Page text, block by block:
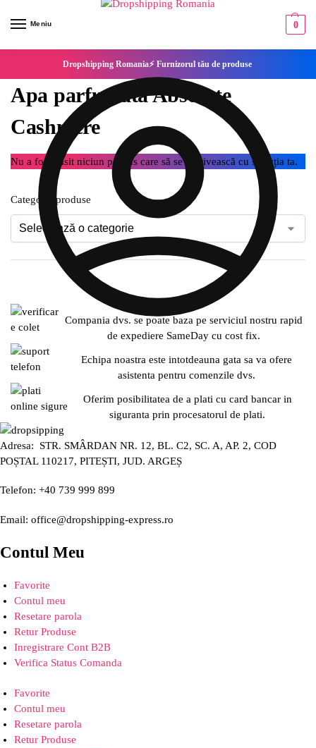
Meniu 0
Dropshipping Romania⚡ Furnizorul tău de produse
Apa parfumata Absolute
Cashmere
Nu a fost găsit niciun produs care să se potrivească cu selecția ta.
Categorie produse
Compania dvs. se poate baza pe serviciul nostru rapid
de expediere SameDay cu cost fix.
Echipa noastra este intotdeauna gata sa va ofere
asistenta pentru comenzile dvs.
Oferim posibilitatea de a plati cu card bancar in
siguranta prin procesatorul de plati.
Adresa: STR. SMÂRDAN NR. 12, BL. C2, SC. A, AP. 2, COD
POȘTAL 110217, PITEȘTI, JUD. ARGEȘ
Telefon: +40 739 999 899
Email: office@dropshipping-express.ro
Contul Meu
Favorite
Contul meu
Resetare parola
Retur Produse
Inregistrare Cont B2B
Verifica Status Comanda
Favorite
Contul meu
Resetare parola
Retur Produse